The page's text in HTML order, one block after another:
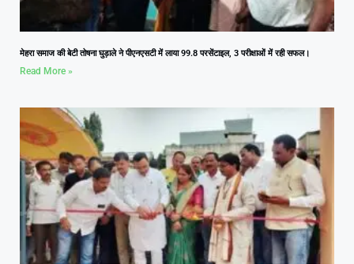
मेहरा समाज की बेटी तोषना घुड़ाले ने पीएनएसटी में लाया 99.8 परसेंटाइल, 3 परीक्षाओं में रही सफल।
Read More »